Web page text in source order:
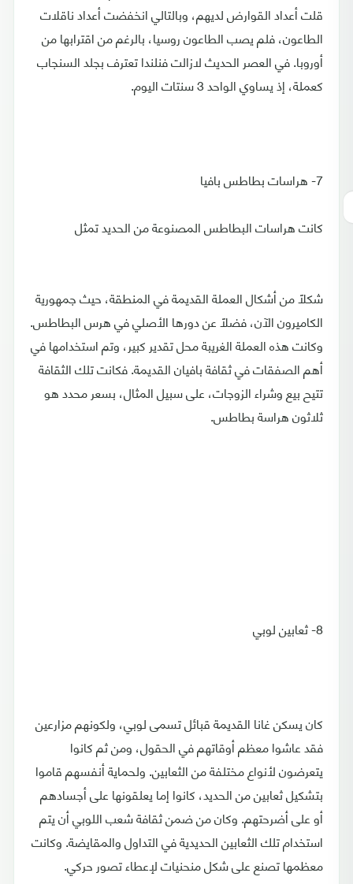
قلت أعداد القوارض لديهم، وبالتالي انخفضت أعداد ناقلات
الطاعون، فلم يصب الطاعون روسيا، بالرغم من اقترابها من
أوروبا. في العصر الحديث لازالت فنلندا تعترف بجلد السنجاب
كعملة، إذ يساوي الواحد 3 سنتات اليوم.
7- هراسات بطاطس بافيا
كانت هراسات البطاطس المصنوعة من الحديد تمثل
شكلًا من أشكال العملة القديمة في المنطقة، حيث جمهورية
الكاميرون الآن، فضلًا عن دورها الأصلي في هرس البطاطس.
وكانت هذه العملة الغريبة محل تقدير كبير، وتم استخدامها في
أهم الصفقات في ثقافة بافيان القديمة. فكانت تلك الثقافة
تتيح بيع وشراء الزوجات، على سبيل المثال، بسعر محدد هو
ثلاثون هراسة بطاطس.
8- ثعابين لوبي
كان يسكن غانا القديمة قبائل تسمى لوبي، ولكونهم مزارعين
فقد عاشوا معظم أوقاتهم في الحقول، ومن ثم كانوا
يتعرضون لأنواع مختلفة من الثعابين. ولحماية أنفسهم قاموا
بتشكيل ثعابين من الحديد، كانوا إما يعلقونها على أجسادهم
أو على أضرحتهم. وكان من ضمن ثقافة شعب اللوبي أن يتم
استخدام تلك الثعابين الحديدية في التداول والمقايضة. وكانت
معظمها تصنع على شكل منحنيات لإعطاء تصور حركي.